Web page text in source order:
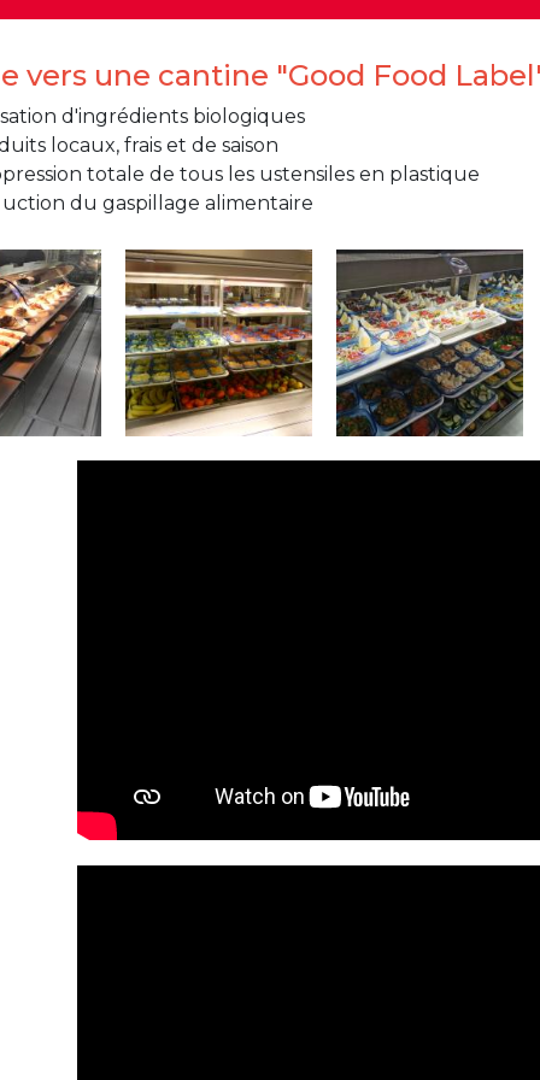
Natation (toutes les écoles)
+32 (0)2 375 31 35
natation@apeee-bxl1-services.be
BE30 3100 2003 2711
Transport
+32 (0)2 374 70 46
transport@apeee-bxl1-services.be
BE77 3100 8642 2642
vers une cantine "Good Food
d'ingrédients biologiques
locaux, frais et de saison
totale de tous les ustensiles en plastique
du gaspillage alimentaire